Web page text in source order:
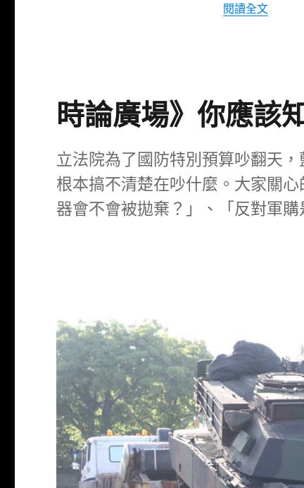
閱讀全文〈等了
時論廣場》你應該
立法院為了國防特別預算吵翻天
根本搞不清楚在吵什麼。大家關
器會不會被拋棄？」、「反對軍